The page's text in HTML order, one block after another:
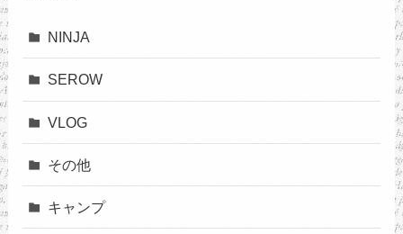
NINJA
SEROW
VLOG
その他
キャンプ